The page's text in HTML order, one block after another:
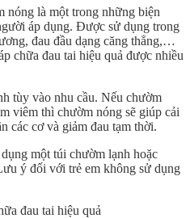
nóng là một trong những biện
áp dụng. Được sử dụng trong
đau đầu dạng căng thẳng,…
chữa đau tai hiệu quả được nhiều
tùy vào nhu cầu. Nếu chườm
viêm thì chườm nóng sẽ giúp cải
các cơ và giảm đau tạm thời.
một túi chườm lạnh hoặc
ý đối với trẻ em không sử dụng
đau tai hiệu quả